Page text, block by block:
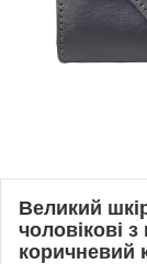
Великий
чоловікові
коричневий